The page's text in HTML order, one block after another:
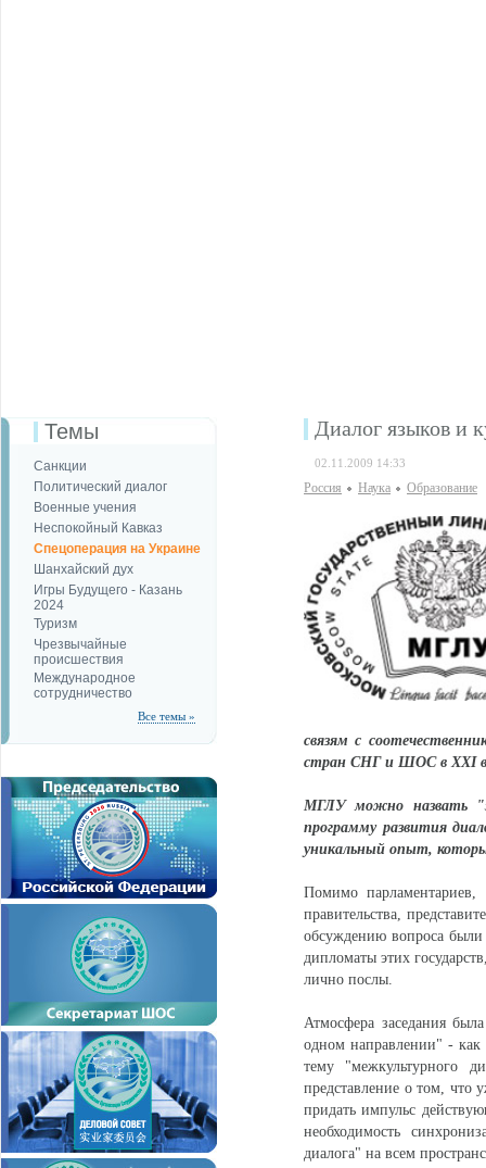
Темы
Санкции
Политический диалог
Военные учения
Неспокойный Кавказ
Спецоперация на Украине
Шанхайский дух
Игры Будущего - Казань
2024
Туризм
Чрезвычайные
происшествия
Международное
сотрудничество
Все темы »
Диалог языков и
02.11.2009 14:33
Россия Наука Образование
связям с
стран СНГ и ШОС в ХХI
МГЛУ можно назвать
программу развития
уникальный опыт,
Помимо парламентариев,
правительства,
обсуждению вопроса
дипломаты этих
лично послы.
Атмосфера заседания
одном направлении" - как
тему "межкультурного
представление о том, что
придать импульс
необходимость
диалога" на всем